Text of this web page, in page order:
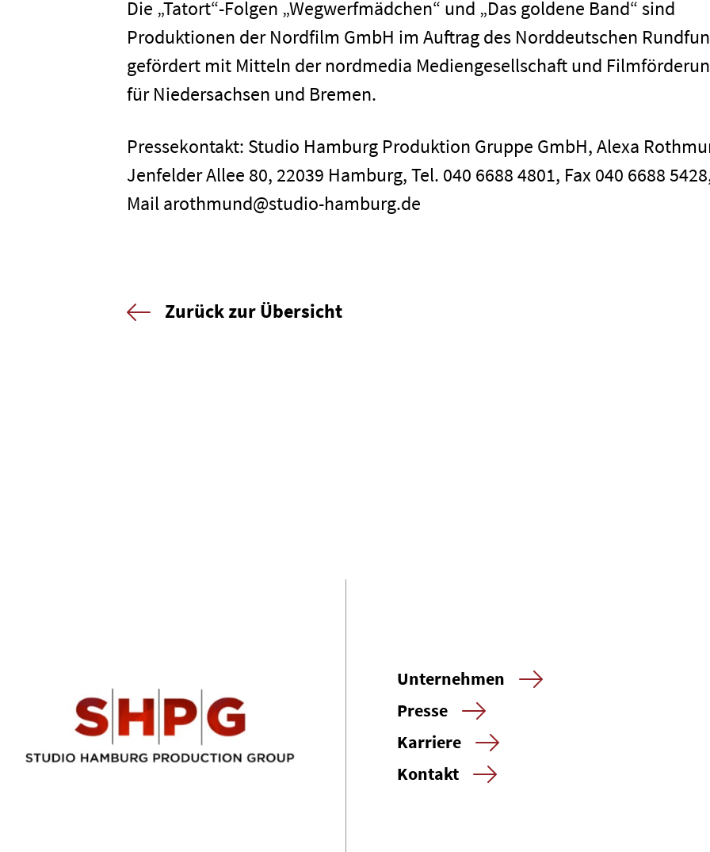
Die „Tatort“-Folgen „Wegwerfmädchen“ und „Das goldene Band“ sind
Produktionen der Nordfilm GmbH im Auftrag des Norddeutschen
gefördert mit Mitteln der nordmedia Mediengesellschaft und
für Niedersachsen und Bremen.
Pressekontakt: Studio Hamburg Produktion Gruppe GmbH, Alexa
Jenfelder Allee 80, 22039 Hamburg, Tel. 040 6688 4801, Fax 040 6688
Mail arothmund@studio-hamburg.de
Zurück zur Übersicht
Unternehmen
Presse
Karriere
Kontakt